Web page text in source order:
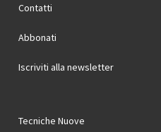
Contatti
Abbonati
Iscriviti alla newsletter
Tecniche Nuove